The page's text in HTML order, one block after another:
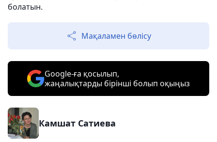
болатын.
Мақаламен бөлісу
Google-ға қосылып,
жаңалықтарды бірінші болып оқыңыз
Камшат Сатиева